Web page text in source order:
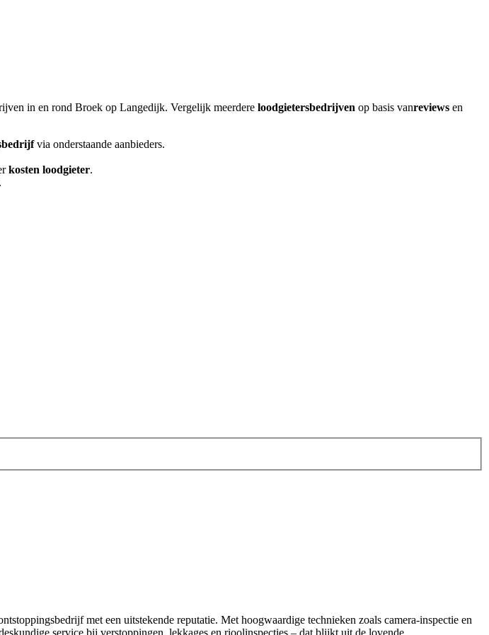
in en rond Broek op Langedijk. Vergelijk meerdere loodgietersbedrijven op basis vanreviews en
via onderstaande aanbieders.
kosten loodgieter.
met een uitstekende reputatie. Met hoogwaardige technieken zoals camera-inspectie en
service bij verstoppingen, lekkages en rioolinspecties – dat blijkt uit de lovende